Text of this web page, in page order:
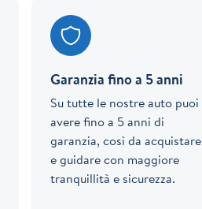
Garanzia fino a 5 anni
Su tutte le nostre auto puoi
avere fino a 5 anni di
garanzia, così da acquistare
e guidare con maggiore
tranquillità e sicurezza.